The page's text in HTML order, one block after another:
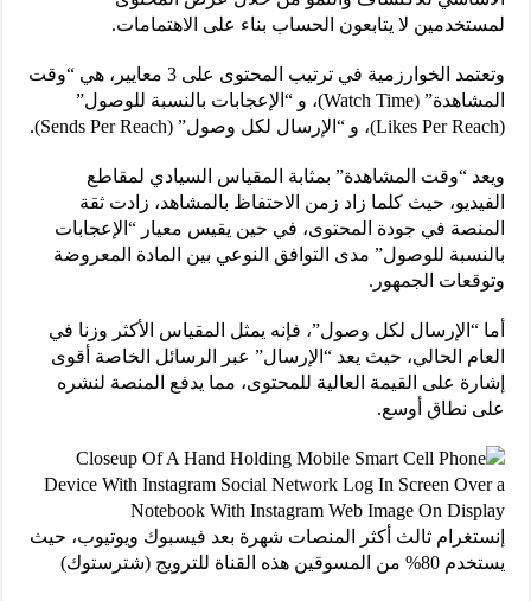
لمستخدمين لا يتابعون الحساب بناء على الاهتمامات.
وتعتمد الخوارزمية في ترتيب المحتوى على 3 معايير، هي “وقت
المشاهدة” (Watch Time)، و “الإعجابات بالنسبة للوصول”
(Likes Per Reach)، و “الإرسال لكل وصول” (Sends Per Reach).
ويعد “وقت المشاهدة” بمثابة المقياس السيادي لمقاطع
الفيديو، حيث كلما زاد زمن الاحتفاظ بالمشاهد، زادت ثقة
المنصة في جودة المحتوى، في حين يقيس معيار “الإعجابات
بالنسبة للوصول” مدى التوافق النوعي بين المادة المعروضة
وتوقعات الجمهور.
أما “الإرسال لكل وصول”، فإنه يمثل المقياس الأكثر وزنا في
العام الحالي، حيث يعد “الإرسال” عبر الرسائل الخاصة أقوى
إشارة على القيمة العالية للمحتوى، مما يدفع المنصة لنشره
على نطاق أوسع.
إنستغرام ثالث أكثر المنصات شهرة بعد فيسبوك ويوتيوب، حيث
يستخدم 80% من المسوقين هذه القناة للترويج (شترستوك)